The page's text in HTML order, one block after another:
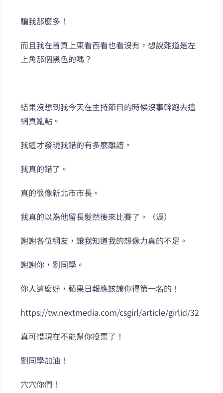
騙我那麼多！
而且我在首頁上東看西看也看沒有，想說難道是左
上角那個黑色的嗎？
結果沒想到我今天在主持節目的時候沒事幹跑去這
網頁亂點。
我這才發現我錯的有多麼離譜。
我真的錯了。
真的很像新北市市長。
我真的以為他留長髮然後來比賽了。（淚）
謝謝各位網友，讓我知道我的想像力真的不足。
謝謝你，劉同學。
你人這麼好，蘋果日報應該讓你得第一名的！
https://tw.nextmedia.com/csgirl/article/girlid/32
真可惜現在不能幫你投票了！
劉同學加油！
穴穴你們！